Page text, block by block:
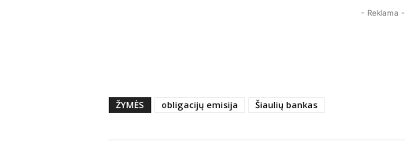
- Reklama -
ŽYMĖS obligacijų emisija Šiaulių bankas